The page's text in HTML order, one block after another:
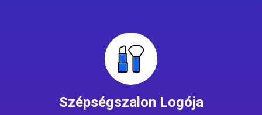
Szépségszalon Logója